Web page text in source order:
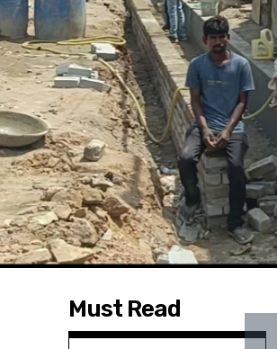
Must Read